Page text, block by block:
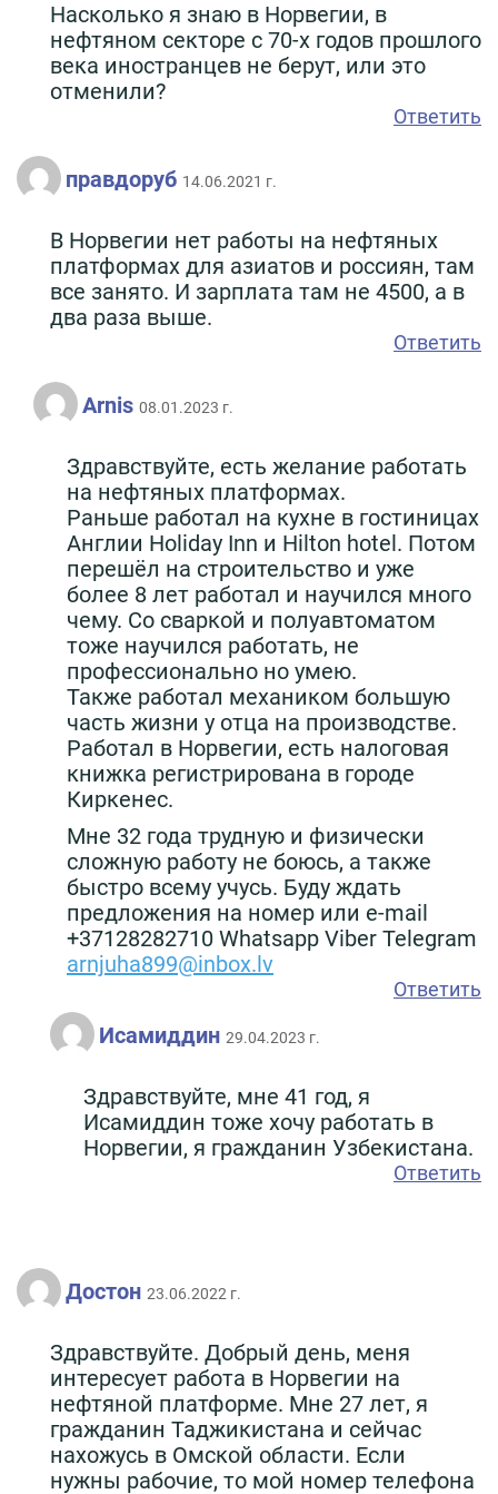
Насколько я знаю в Норвегии, в
нефтяном секторе с 70-х годов прошлого
века иностранцев не берут, или это
отменили?
Ответить
правдоруб 14.06.2021 г.
В Норвегии нет работы на нефтяных
платформах для азиатов и россиян, там
все занято. И зарплата там не 4500, а в
два раза выше.
Ответить
Arnis 08.01.2023 г.
Здравствуйте, есть желание работать
на нефтяных платформах.
Раньше работал на кухне в гостиницах
Англии Holiday Inn и Hilton hotel. Потом
перешёл на строительство и уже
более 8 лет работал и научился много
чему. Со сваркой и полуавтоматом
тоже научился работать, не
профессионально но умею.
Также работал механиком большую
часть жизни у отца на производстве.
Работал в Норвегии, есть налоговая
книжка регистрирована в городе
Киркенес.
Мне 32 года трудную и физически
сложную работу не боюсь, а также
быстро всему учусь. Буду ждать
предложения на номер или e-mail
+37128282710 Whatsapp Viber Telegram
arnjuha899@inbox.lv
Ответить
Исамиддин 29.04.2023 г.
Здравствуйте, мне 41 год, я
Исамиддин тоже хочу работать в
Норвегии, я гражданин Узбекистана.
Ответить
Достон 23.06.2022 г.
Здравствуйте. Добрый день, меня
интересует работа в Норвегии на
нефтяной платформе. Мне 27 лет, я
гражданин Таджикистана и сейчас
нахожусь в Омской области. Если
нужны рабочие, то мой номер телефона